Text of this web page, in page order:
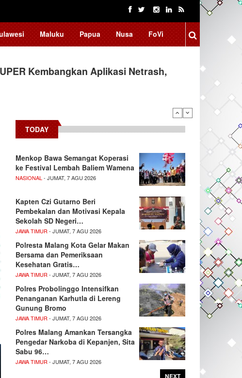
Maluku Papua Nusa FoVi
Kembangkan Aplikasi Netrash,
TODAY
Menkop Bawa Semangat Koperasi
ke Festival Lembah Baliem Wamena
NASIONAL - JUMAT, 7 AGU 2026
Kapten Czi Gutarno Beri
Pembekalan dan Motivasi Kepala
Sekolah SD Negeri…
JAWA TIMUR - JUMAT, 7 AGU 2026
Polresta Malang Kota Gelar Makan
Bersama dan Pemeriksaan
Kesehatan Gratis…
JAWA TIMUR - JUMAT, 7 AGU 2026
Polres Probolinggo Intensifkan
Penanganan Karhutla di Lereng
Gunung Bromo
JAWA TIMUR - JUMAT, 7 AGU 2026
Polres Malang Amankan Tersangka
Pengedar Narkoba di Kepanjen, Sita
Sabu 96…
JAWA TIMUR - JUMAT, 7 AGU 2026
NEXT